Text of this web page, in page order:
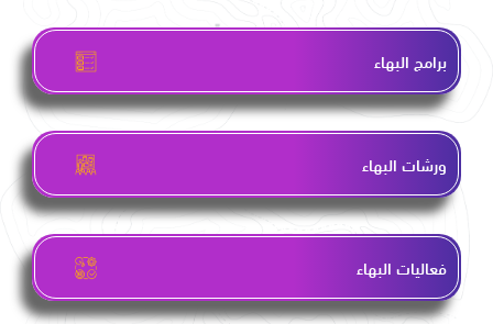
برامج البهاء
ورشات البهاء
فعاليات البهاء